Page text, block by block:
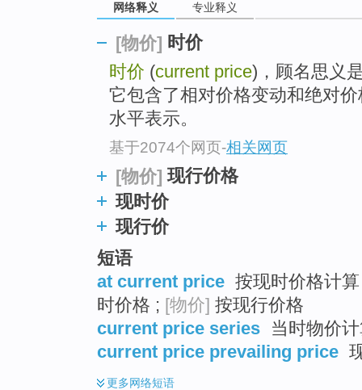
网络释义 专业释义
[物价] 时价
时价 (current price)，顾名思义
它包含了相对价格变动和绝对
水平表示。
基于2074个网页-相关网页
[物价] 现行价格
现时价
现行价
短语
at current price 按现时价格计
时价格 ; [物价] 按现行价格
current price series 当时物价
current price prevailing price
更多网络短语